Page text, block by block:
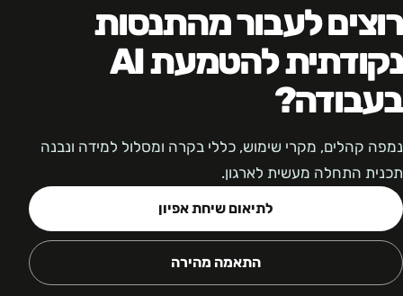
רוצים לעבור מהתנסות
נקודתית להטמעת AI
בעבודה?
נמפה קהלים, מקרי שימוש, כללי בקרה ומסלול למידה ונבנה
תכנית התחלה מעשית לארגון.
לתיאום שיחת אפיון
התאמה מהירה